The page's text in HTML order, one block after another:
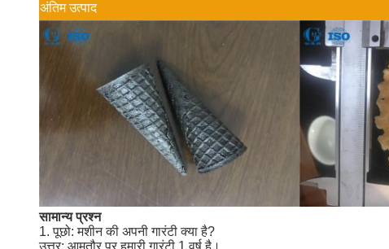
अंतिम उत्पाद
सामान्य प्रश्न
1. पूछो: मशीन की अपनी गारंटी क्या है?
उत्तर: आमतौर पर हमारी गारंटी 1 वर्ष है।